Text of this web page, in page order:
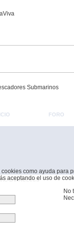
cookies como ayuda para
aceptando el uso de
FORO
De Acceso
No